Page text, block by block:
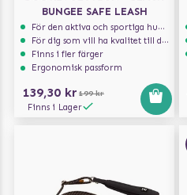
BUNGEE SAFE LEASH
För den aktiva och sportiga hunden
För dig som vill ha kvalitet till din hund!
Finns i fler färger
Ergonomisk passform
139,30 kr 199 kr
Finns i Lager